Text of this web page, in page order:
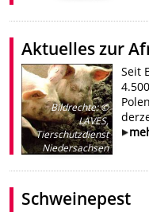
Aktuelles zur
Bildrechte:©
LAVES,
Tierschutzdienst
Niedersachsen
Seit
Schweinepest